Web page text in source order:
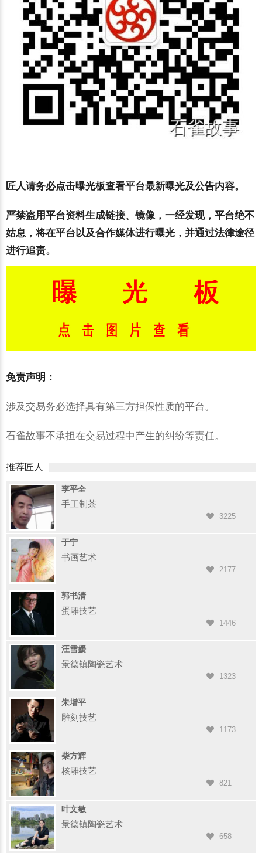
匠人请务必点击曝光板查看平台最新曝光及公告内容。
严禁盗用平台资料生成链接、镜像，一经发现，平台绝不
姑息，将在平台以及合作媒体进行曝光，并通过法律途径
进行追责。
免责声明：
涉及交易务必选择具有第三方担保性质的平台。
石雀故事不承担在交易过程中产生的纠纷等责任。
推荐匠人
李平全
手工制茶
3225
于宁
书画艺术
2177
郭书清
蛋雕技艺
1446
汪雪媛
景德镇陶瓷艺术
1323
朱增平
雕刻技艺
1173
柴方辉
核雕技艺
821
叶文敏
景德镇陶瓷艺术
658